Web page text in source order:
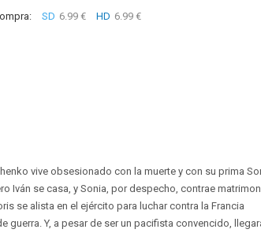
SD 6.99 € HD 6.99 €
vive obsesionado con la muerte y con su prima
Iván se casa, y Sonia, por despecho, contrae
se alista en el ejército para luchar contra la Francia
guerra. Y, a pesar de ser un pacifista convencido,